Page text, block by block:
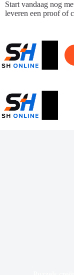
Ga
naar
Start vandaag nog
leveren een proof of